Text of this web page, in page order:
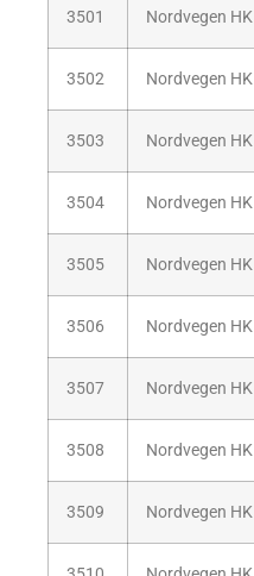
3501 Nordvegen HK
3502 Nordvegen HK
3503 Nordvegen HK
3504 Nordvegen HK
3505 Nordvegen HK
3506 Nordvegen HK
3507 Nordvegen HK
3508 Nordvegen HK
3509 Nordvegen HK